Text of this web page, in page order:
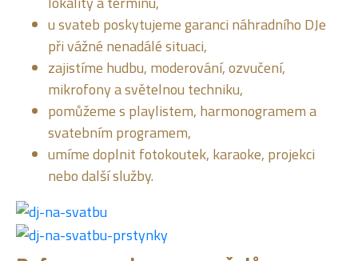
u svateb poskytujeme garanci náhradního DJe
při vážné nenadálé situaci,
zajistíme hudbu, moderování, ozvučení,
mikrofony a světelnou techniku,
pomůžeme s playlistem, harmonogramem a
svatebním programem,
umíme doplnit fotokoutek, karaoke, projekci
nebo další služby.